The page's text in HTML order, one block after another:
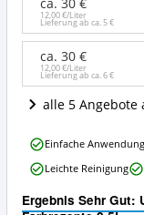
ist
diese
Bunte
Wandfarbe
erhältlich?
ca. 30 €
12,00 €/Liter
Lieferung ab ca.5 €
ca. 30 €
12,00 €/Liter
Lieferung ab ca.6 €
alle 5 Angebote
Ergebnis Sehr Gut:
Alpina
Farbe
Farbrezepte
Vorteile:
Einfache Anwendung
Leichte Reinigung